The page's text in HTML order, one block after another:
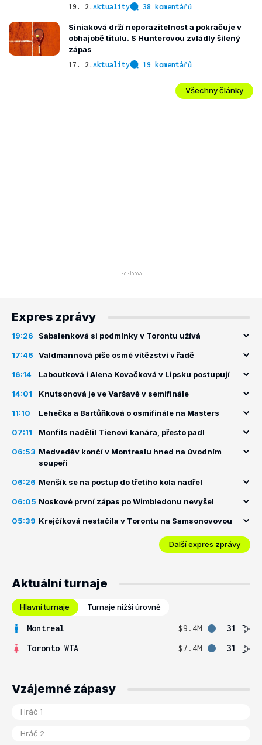
19. 2. Aktuality 38 komentářů
Siniaková drží neporazitelnost a pokračuje v
obhajobě titulu. S Hunterovou zvládly šílený
zápas
17. 2. Aktuality 19 komentářů
Všechny články
Expres zprávy
19:26 Sabalenková si podmínky v Torontu užívá
17:46 Valdmannová píše osmé vítězství v řadě
16:14 Laboutková i Alena Kovačková v Lipsku postupují
14:01 Knutsonová je ve Varšavě v semifinále
11:10 Lehečka a Bartůňková o osmifinále na Masters
07:11 Monfils nadělil Tienovi kanára, přesto padl
06:53 Medveděv končí v Montrealu hned na úvodním
soupeři
06:26 Menšík se na postup do třetího kola nadřel
06:05 Noskové první zápas po Wimbledonu nevyšel
05:39 Krejčíková nestačila v Torontu na Samsonovovou
Další expres zprávy
Aktuální turnaje
Hlavní turnaje Turnaje nižší úrovně
Montreal $9.4M
31
Toronto WTA
$7.4M 31
Vzájemné zápasy